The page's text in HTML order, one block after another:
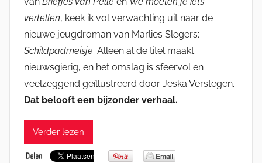
vertellen, keek ik vol verwachting uit naar de
nieuwe jeugdroman van Marlies Slegers:
Schildpadmeisje. Alleen al de titel maakt
nieuwsgierig, en het omslag is sfeervol en
veelzeggend geïllustreerd door Jeska Verstegen.
Dat belooft een bijzonder verhaal.
Verder lezen